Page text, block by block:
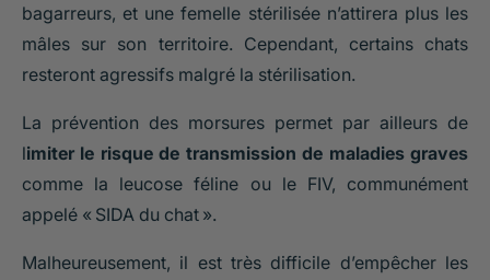
bagarreurs, et une femelle stérilisée n’attirera plus les
mâles sur son territoire. Cependant, certains chats
resteront agressifs malgré la stérilisation.
La prévention des morsures permet par ailleurs de
limiter le risque de transmission de maladies graves
comme la leucose féline ou le FIV, communément
appelé « SIDA du chat ».
Malheureusement, il est très difficile d’empêcher les